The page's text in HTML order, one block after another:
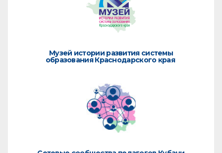
Музей истории развития системы
образования Краснодарского края